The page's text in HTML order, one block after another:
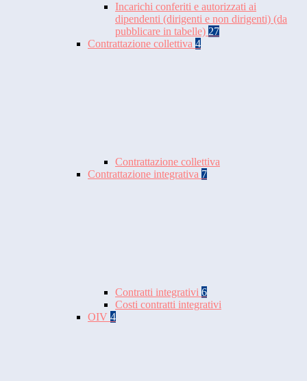
Incarichi conferiti e autorizzati ai
dipendenti (dirigenti e non dirigenti) (da
pubblicare in tabelle) 27
Contrattazione collettiva 4
Contrattazione collettiva
Contrattazione integrativa 7
Contratti integrativi 6
Costi contratti integrativi
OIV 4